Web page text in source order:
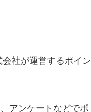
社が運営するポイン
アンケートなどでポ